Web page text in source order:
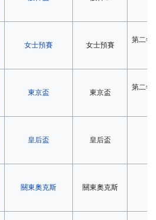
女士預賽 女士預賽
第二年
東京盃 東京盃
第二年
皇后盃 皇后盃
關東奧克斯 關東奧克斯